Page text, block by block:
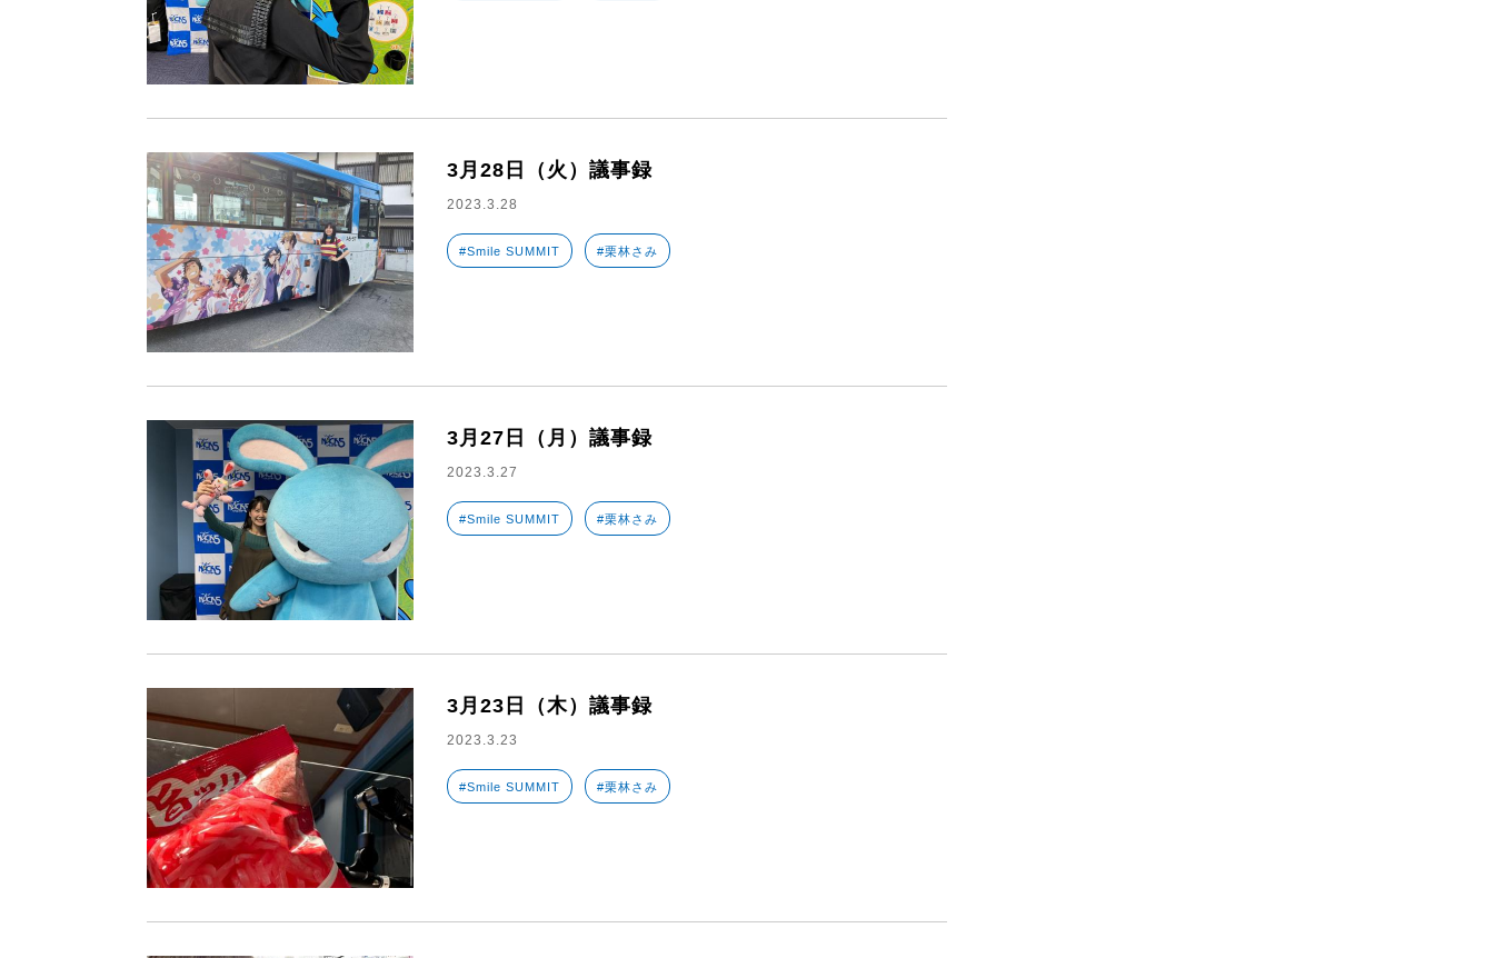
3月28日（火）議事録
2023.3.28
#Smile SUMMIT #栗林さみ
3月27日（月）議事録
2023.3.27
#Smile SUMMIT #栗林さみ
3月23日（木）議事録
2023.3.23
#Smile SUMMIT #栗林さみ